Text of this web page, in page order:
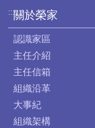
:::關於榮家
認識家區
主任介紹
主任信箱
組織沿革
大事紀
組織架構